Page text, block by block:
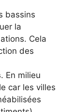
bassins
la
Cela
des
. En milieu
car les villes